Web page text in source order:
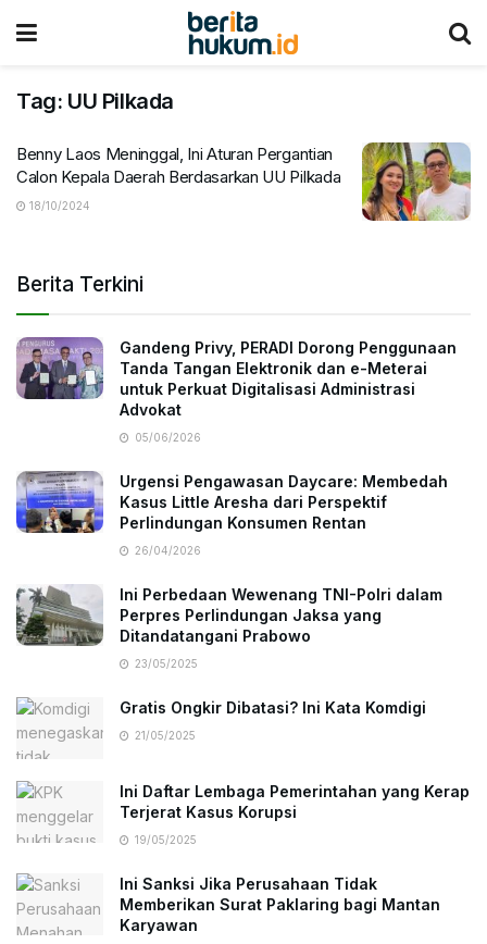
Tag: UU Pilkada
Benny Laos Meninggal, Ini Aturan Pergantian
Calon Kepala Daerah Berdasarkan UU Pilkada
18/10/2024
Berita Terkini
Gandeng Privy, PERADI Dorong Penggunaan
Tanda Tangan Elektronik dan e-Meterai
untuk Perkuat Digitalisasi Administrasi
Advokat
05/06/2026
Urgensi Pengawasan Daycare: Membedah
Kasus Little Aresha dari Perspektif
Perlindungan Konsumen Rentan
26/04/2026
Ini Perbedaan Wewenang TNI-Polri dalam
Perpres Perlindungan Jaksa yang
Ditandatangani Prabowo
23/05/2025
Gratis Ongkir Dibatasi? Ini Kata Komdigi
21/05/2025
Ini Daftar Lembaga Pemerintahan yang Kerap
Terjerat Kasus Korupsi
19/05/2025
Ini Sanksi Jika Perusahaan Tidak
Memberikan Surat Paklaring bagi Mantan
Karyawan